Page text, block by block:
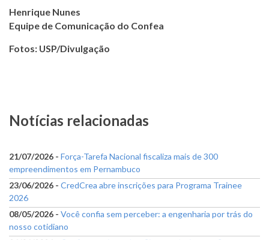
Henrique Nunes
Equipe de Comunicação do Confea
Fotos: USP/Divulgação
Notícias relacionadas
21/07/2026 - Força-Tarefa Nacional fiscaliza mais de 300
empreendimentos em Pernambuco
23/06/2026 - CredCrea abre inscrições para Programa Trainee
2026
08/05/2026 - Você confia sem perceber: a engenharia por trás do
nosso cotidiano